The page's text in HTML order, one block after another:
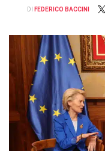
DI FEDERICO BACCINI